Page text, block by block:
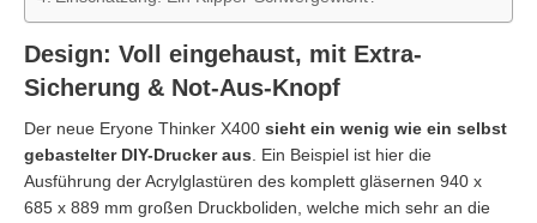
Design: Voll eingehaust, mit Extra-
Sicherung & Not-Aus-Knopf
Der neue Eryone Thinker X400 sieht ein wenig wie ein selbst
gebastelter DIY-Drucker aus . Ein Beispiel ist hier die
Ausführung der Acrylglastüren des komplett gläsernen 940 x
685 x 889 mm großen Druckboliden, welche mich sehr an die